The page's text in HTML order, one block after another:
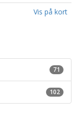
Vis på kort
71
102